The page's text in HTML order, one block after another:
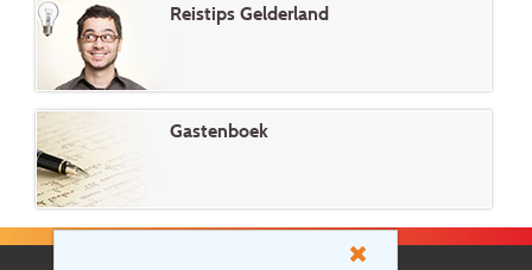
Reistips Gelderland
Gastenboek